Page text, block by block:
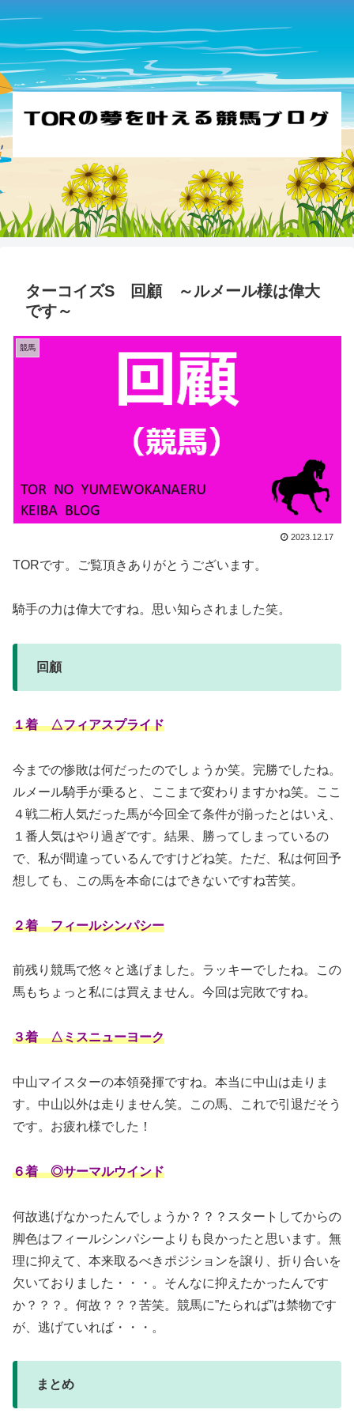
ターコイズS 回顧 ～ルメール様は偉大
です～
競馬
2023.12.17
TORです。ご覧頂きありがとうございます。
騎手の力は偉大ですね。思い知らされました笑。
回顧
１着 △フィアスプライド
今までの惨敗は何だったのでしょうか笑。完勝でしたね。
ルメール騎手が乗ると、ここまで変わりますかね笑。ここ
４戦二桁人気だった馬が今回全て条件が揃ったとはいえ、
１番人気はやり過ぎです。結果、勝ってしまっているの
で、私が間違っているんですけどね笑。ただ、私は何回予
想しても、この馬を本命にはできないですね苦笑。
２着 フィールシンパシー
前残り競馬で悠々と逃げました。ラッキーでしたね。この
馬もちょっと私には買えません。今回は完敗ですね。
３着 △ミスニューヨーク
中山マイスターの本領発揮ですね。本当に中山は走りま
す。中山以外は走りません笑。この馬、これで引退だそう
です。お疲れ様でした！
６着 ◎サーマルウインド
何故逃げなかったんでしょうか？？？スタートしてからの
脚色はフィールシンパシーよりも良かったと思います。無
理に抑えて、本来取るべきポジションを譲り、折り合いを
欠いておりました・・・。そんなに抑えたかったんです
か？？？。何故？？？苦笑。競馬に”たられば”は禁物です
が、逃げていれば・・・。
まとめ